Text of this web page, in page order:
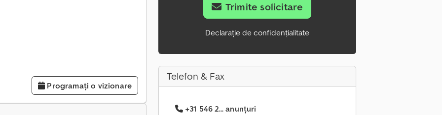
Programați o vizionare
Trimite solicitare
Declarație de confidențialitate
Telefon & Fax
+31 546 2... anunțuri